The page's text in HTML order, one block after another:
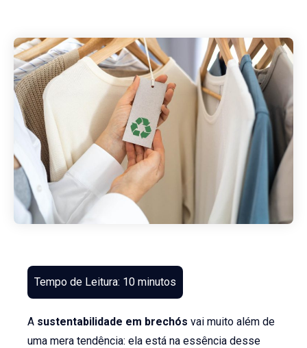
A sustentabilidade em brechós vai muito além de
uma mera tendência: ela está na essência desse